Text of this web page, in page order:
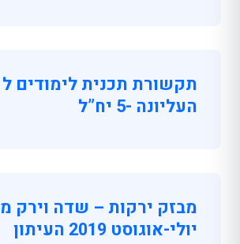
תקשורת תכנית לימודים
העליונה -5 יח”ל
יולי-אוגוסט 2019 העיתון